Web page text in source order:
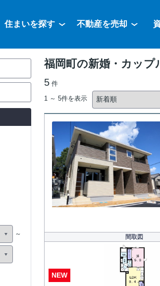
住まいを探す 不動産を売却
福岡町の新婚・カップ
5 件
1 ～ 5件を表示
間取図
NEW